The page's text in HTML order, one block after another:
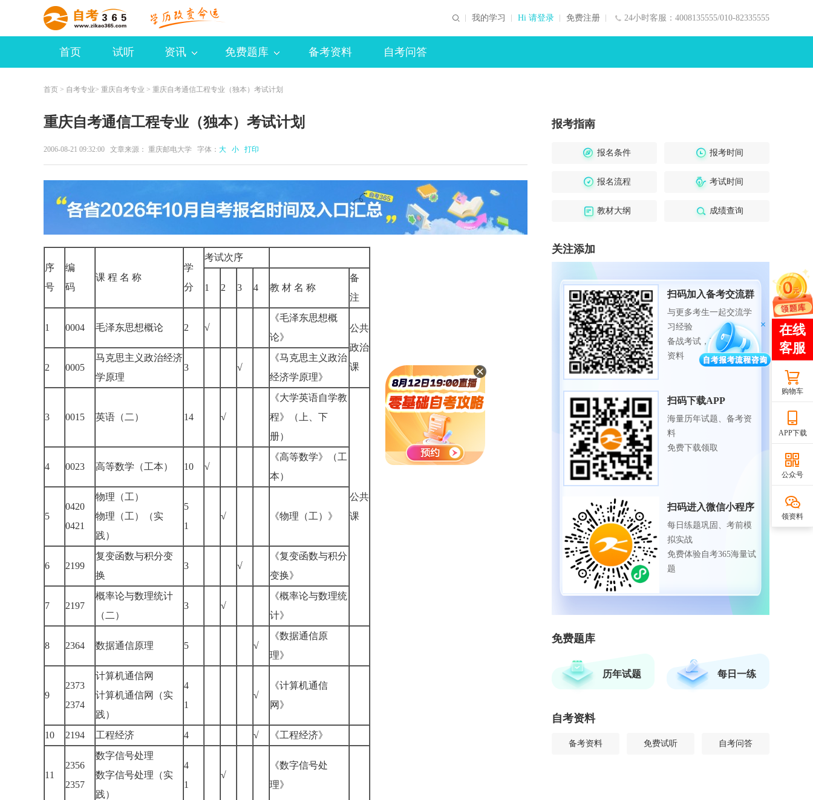
24小时客服：4008135555/010-82335555
我的学习 Hi 请登录 免费注册
首页 试听 资讯 免费题库 备考资料 自考问答
首页 > 自考专业> 重庆自考专业 > 重庆自考通信工程专业（独本）考试计划
重庆自考通信工程专业（独本）考试计划
2006-08-21 09:32:00 文章来源： 重庆邮电大学 字体： 大 小 打印
序
号
编
码
课 程 名 称
学
分
考试次序
1 2 3 4 教 材 名 称
备
注
1 0004 毛泽东思想概论 2 √
《毛泽东思想概
论》
公共
政治
课
2 0005
马克思主义政治经济
学原理
3 √
《马克思主义政治
经济学原理》
3 0015 英语（二） 14 √
《大学英语自学教
程》（上、下
册）
公共
课
4 0023 高等数学（工本） 10 √
《高等数学》（工
本）
5
0420
0421
物理（工）
物理（工）（实
践）
5
1
√ 《物理（工）》
6 2199
复变函数与积分变
换
3 √
《复变函数与积分
变换》
7 2197
概率论与数理统计
（二）
3 √
《概率论与数理统
计》
8 2364 数据通信原理 5 √
《数据通信原
理》
9
2373
2374
计算机通信网
计算机通信网（实
践）
4
1
√
《计算机通信
网》
10 2194 工程经济 4 √ 《工程经济》
11
2356
2357
数字信号处理
数字信号处理（实
践）
4
1
√
《数字信号处
理》
报考指南
报名条件 报考时间
报名流程 考试时间
教材大纲 成绩查询
关注添加
扫码加入备考交流群
与更多考生一起交流学
习经验
备战考试，获取试题及
资料
扫码下载APP
海量历年试题、备考资
料
免费下载领取
扫码进入微信小程序
每日练题巩固、考前模
拟实战
免费体验自考365海量试
题
免费题库
历年试题 每日一练
自考资料
备考资料 免费试听 自考问答
购物车
APP下载
公众号
领资料